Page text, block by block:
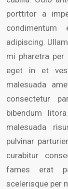
porttitor a
condimentum
adipiscing.
mi pharetra
eget in et
malesuada
consectetur
bibendum
malesuada
pulvinar
curabitur
fames erat
scelerisque per